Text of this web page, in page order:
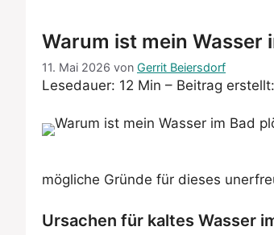
Warum ist mein Wasser
11. Mai 2026 von Gerrit Beiersdorf
Lesedauer: 12 Min – Beitrag
mögliche Gründe für dieses
Ursachen für kaltes Wasser